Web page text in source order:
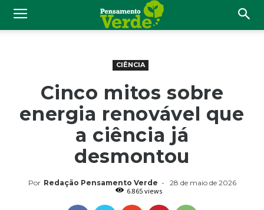
CIÊNCIA
Cinco mitos sobre
energia renovável que
a ciência já
desmontou
Por Redação Pensamento Verde -
28 de maio de 2026
6.865 views